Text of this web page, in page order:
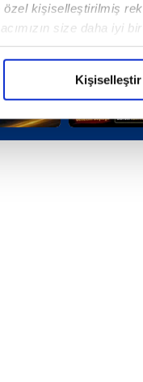
kişiselleştirilmiş
size daha iyi
çabayı gösterdiğimizi
Sitemizde
Kişiselleştir